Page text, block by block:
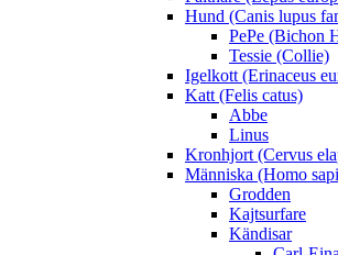
Hund (Canis lupus
PePe (Bichon
Tessie (Collie)
Igelkott (Erinaceus
Katt (Felis catus)
Abbe
Linus
Kronhjort (Cervus
Människa (Homo
Grodden
Kajtsurfare
Kändisar